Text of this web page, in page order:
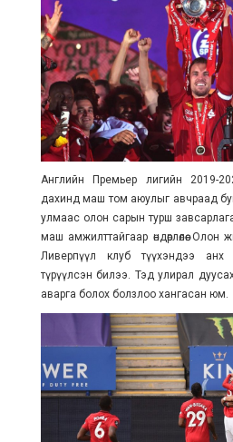
Английн Премьер лигийн 2019-
дахинд маш том аюулыг авчраад
улмаас олон сарын турш
маш амжилттайгаар өндөрлөлөө.
Ливерпүүл клуб түүхэндээ анх
түрүүлсэн билээ. Тэд улирал
аварга болох болзлоо хангасан юм.